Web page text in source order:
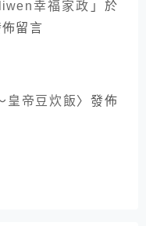
幸福家政 」於
佈留言
皇帝豆炊飯〉發佈